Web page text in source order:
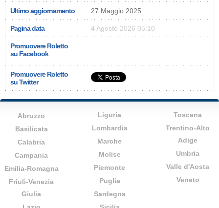
Ultimo aggiornamento 27 Maggio 2025
Pagina data 4 Agosto 2026 05:10
Promuovere Roletto
su Facebook
Promuovere Roletto
su Twitter
Abruzzo
Basilicata
Calabria
Campania
Emilia-Romagna
Friuli-Venezia
Giulia
Liguria
Lombardia
Marche
Molise
Piemonte
Puglia
Sardegna
Toscana
Trentino-Alto
Adige
Umbria
Valle d'Aosta
Veneto